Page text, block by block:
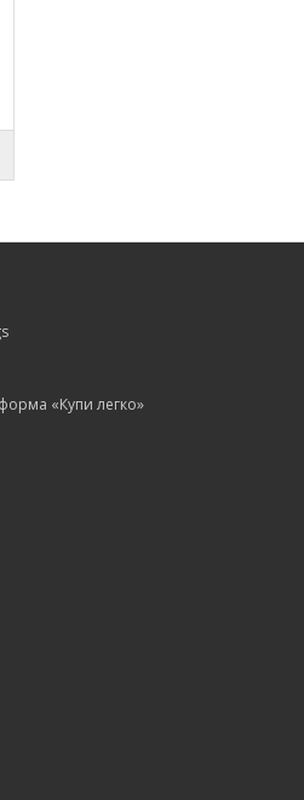
«Купи легко»